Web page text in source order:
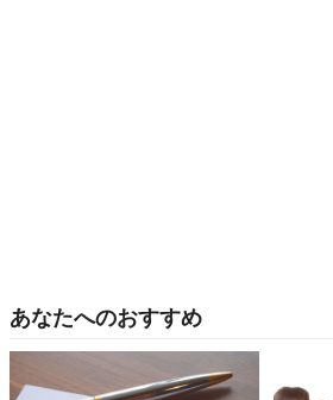
あなたへのおすすめ